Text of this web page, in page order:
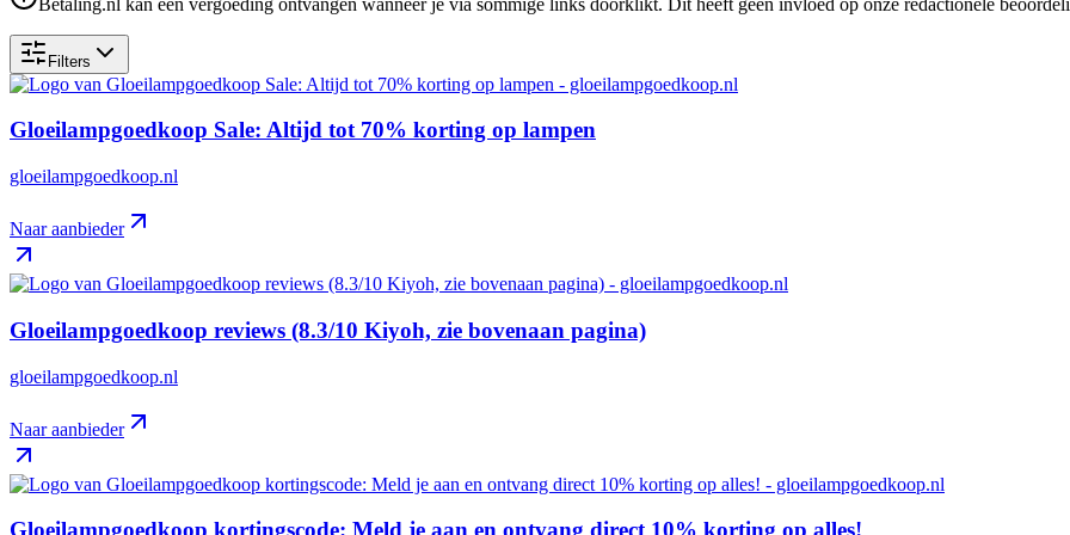
Filters
Gloeilampgoedkoop Sale: Altijd tot 70% korting op lampen
gloeilampgoedkoop.nl
Naar aanbieder
Gloeilampgoedkoop reviews (8.3/10 Kiyoh, zie bovenaan pagina)
gloeilampgoedkoop.nl
Naar aanbieder
Gloeilampgoedkoop kortingscode: Meld je aan en ontvang direct 10% korting op alles!